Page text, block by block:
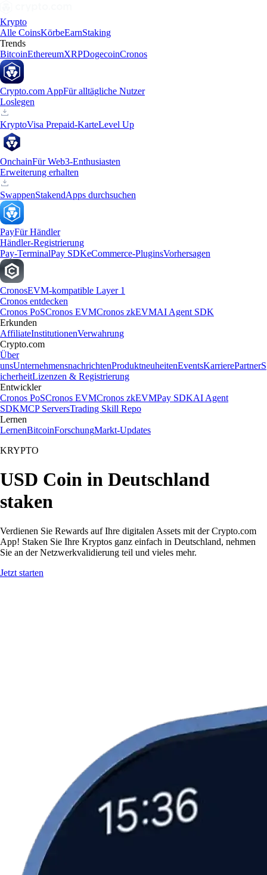
Krypto
Alle CoinsKörbeEarnStaking
Trends
BitcoinEthereumXRPDogecoinCronos
Crypto.com AppFür alltägliche Nutzer
Loslegen
KryptoVisa Prepaid-KarteLevel Up
OnchainFür Web3-Enthusiasten
Erweiterung erhalten
SwappenStakendApps durchsuchen
PayFür Händler
Händler-Registrierung
Pay-TerminalPay SDKeCommerce-PluginsVorhersagen
CronosEVM-kompatible Layer 1
Cronos entdecken
Cronos PoSCronos EVMCronos zkEVMAI Agent SDK
Erkunden
AffiliateInstitutionenVerwahrung
Crypto.com
Über
unsUnternehmensnachrichtenProduktneuheitenEventsKarrierePartnerS
icherheitLizenzen & Registrierung
Entwickler
Cronos PoSCronos EVMCronos zkEVMPay SDKAI Agent
SDKMCP ServersTrading Skill Repo
Lernen
LernenBitcoinForschungMarkt-Updates
KRYPTO
USD Coin in Deutschland
staken
Verdienen Sie Rewards auf Ihre digitalen Assets mit der Crypto.com
App! Staken Sie Ihre Kryptos ganz einfach in Deutschland, nehmen
Sie an der Netzwerkvalidierung teil und vieles mehr.
Jetzt starten